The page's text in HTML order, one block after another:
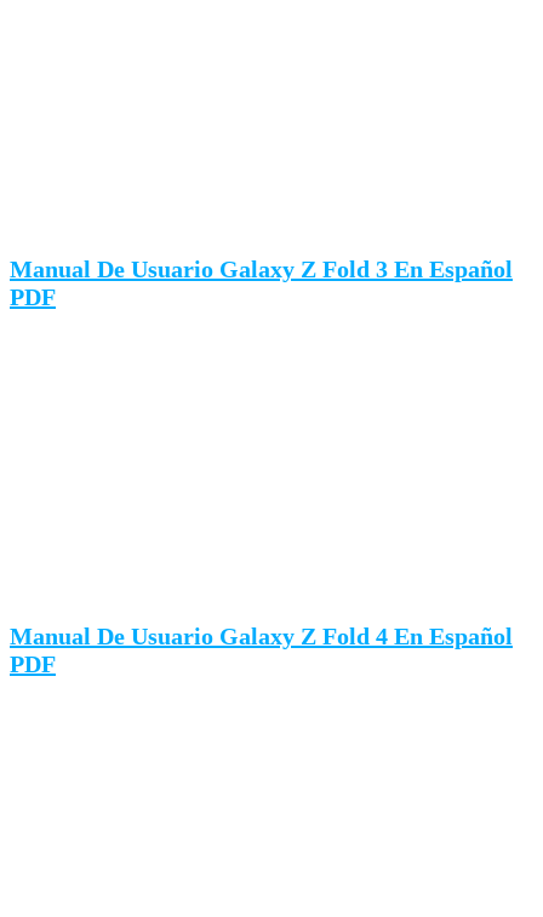
Manual De Usuario Galaxy Z Fold 3 En Español
PDF
Manual De Usuario Galaxy Z Fold 4 En Español
PDF